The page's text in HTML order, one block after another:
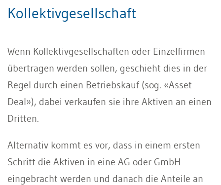
Kollektivgesellschaft
Wenn Kollektivgesellschaften oder Einzelfirmen
übertragen werden sollen, geschieht dies in der
Regel durch einen Betriebskauf (sog. «Asset
Deal»), dabei verkaufen sie ihre Aktiven an einen
Dritten.
Alternativ kommt es vor, dass in einem ersten
Schritt die Aktiven in eine AG oder GmbH
eingebracht werden und danach die Anteile an